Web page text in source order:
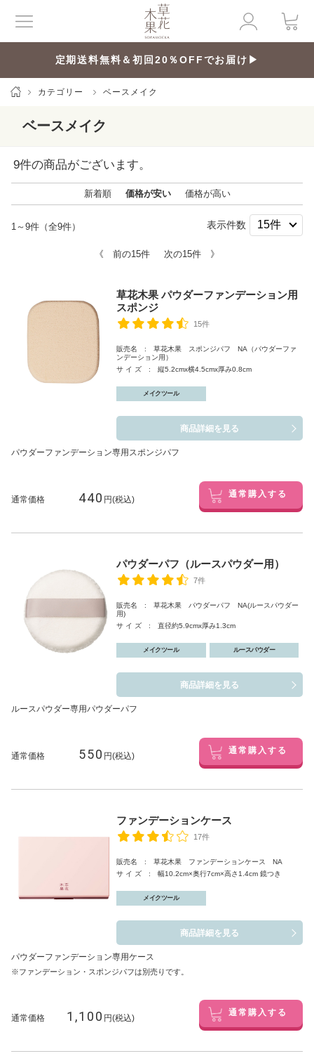
定期送料無料＆初回20％OFFでお届け▶
カテゴリー ベースメイク
ベースメイク
9件の商品がございます。
新着順 価格が安い 価格が高い
1～9件（全9件） 表示件数
《 前の15件 次の15件 》
草花木果 パウダーファンデーション用
スポンジ
15件
販売名 : 草花木果 スポンジパフ NA（パウダーファ
ンデーション用）
サ イ ズ : 縦5.2cmx横4.5cmx厚み0.8cm
メイクツール
商品詳細を見る
パウダーファンデーション専用スポンジパフ
通常価格 440 円(税込) 通常購入する
パウダーパフ（ルースパウダー用）
7件
販売名 : 草花木果 パウダーパフ NA(ルースパウダー
用)
サ イ ズ : 直径約5.9cmx厚み1.3cm
メイクツール ルースパウダー
商品詳細を見る
ルースパウダー専用パウダーパフ
通常価格 550 円(税込) 通常購入する
ファンデーションケース
17件
販売名 : 草花木果 ファンデーションケース NA
サ イ ズ : 幅10.2cm×奥行7cm×高さ1.4cm 鏡つき
メイクツール
商品詳細を見る
パウダーファンデーション専用ケース
※ファンデーション・スポンジパフは別売りです。
通常価格 1,100 円(税込) 通常購入する